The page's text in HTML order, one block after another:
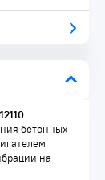
бетонных
на